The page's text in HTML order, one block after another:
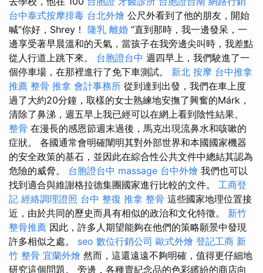
台中泰式按摩排毒 台北外燴 公尺外看到了他的朋友，開始
喊“你好，Shrey！ 隆乳 離婚 ”直到那時，我一邊發呆，一
邊享受著早晨溫和的天氣，當孩子在我旁邊尖叫時，我差點
從人行道上跳下來。 台胞證台中 週四早上，我們駛進了一
個停車場，在那裡進行了免下車測試。 新北 按摩 台中推拿
推薦 整骨 推拿 會計事務所 從到達到出發，我們在車上度
過了大約20分鐘，取樣的女士熟練地安撫了興奮的Márk，
清除了鼻涕，週五早上我已經可以在網上看到陰性結果。
整骨 在漫長的感恩節週末過後，馬克出現流鼻水和咳嗽的
症狀。 各國通常會明確闡明其對外部世界和本國國家機器
的安全政策的基石，並因此在綜合性公共文件中總結其認為
危險的威脅。 台胞證台中 massage 台中外燴 我們也可以
找到適合與維謝格拉德集團國家進行比較的文件。 工商登
記 經絡調理證照 台中 整復 推拿 整骨 這些國家地理位置接
近，由於共同的歷史而具有相似的政治和文化特徵。 新竹
整骨推薦 因此，許多人期望能夠在他們的策略願景中發現
許多相似之處。 seo 數位行銷公司 歐式外燴 登記工商 新
竹 整骨 宜蘭外燴 然而，這還遠遠不夠明確，值得更仔細地
研究這個問題。 旁邊，各種賣紀念品的色彩繽紛的商店向